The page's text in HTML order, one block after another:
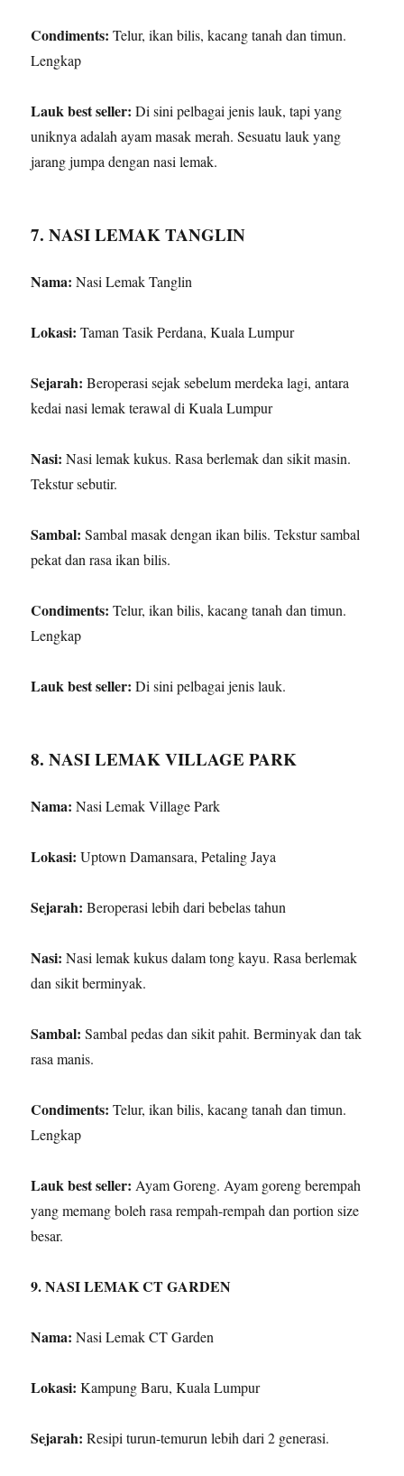
Condiments:Telur, ikan bilis, kacang tanah dan timun.
Lengkap
Lauk best seller: Di sini pelbagai jenis lauk, tapi yang
uniknya adalah ayam masak merah. Sesuatu lauk yang
jarang jumpa dengan nasi lemak.
7. NASI LEMAK TANGLIN
Nama: Nasi Lemak Tanglin
Lokasi: Taman Tasik Perdana, Kuala Lumpur
Sejarah: Beroperasi sejak sebelum merdeka lagi, antara
kedai nasi lemak terawal di Kuala Lumpur
Nasi: Nasi lemak kukus. Rasa berlemak dan sikit masin.
Tekstur sebutir.
Sambal: Sambal masak dengan ikan bilis. Tekstur sambal
pekat dan rasa ikan bilis.
Condiments: Telur, ikan bilis, kacang tanah dan timun.
Lengkap
Lauk best seller: Di sini pelbagai jenis lauk.
8. NASI LEMAK VILLAGE PARK
Nama: Nasi Lemak Village Park
Lokasi: Uptown Damansara, Petaling Jaya
Sejarah: Beroperasi lebih dari bebelas tahun
Nasi: Nasi lemak kukus dalam tong kayu. Rasa berlemak
dan sikit berminyak.
Sambal: Sambal pedas dan sikit pahit. Berminyak dan tak
rasa manis.
Condiments: Telur, ikan bilis, kacang tanah dan timun.
Lengkap
Lauk best seller: Ayam Goreng. Ayam goreng berempah
yang memang boleh rasa rempah-rempah dan portion size
besar.
9. NASI LEMAK CT GARDEN
Nama: Nasi Lemak CT Garden
Lokasi: Kampung Baru, Kuala Lumpur
Sejarah: Resipi turun-temurun lebih dari 2 generasi.